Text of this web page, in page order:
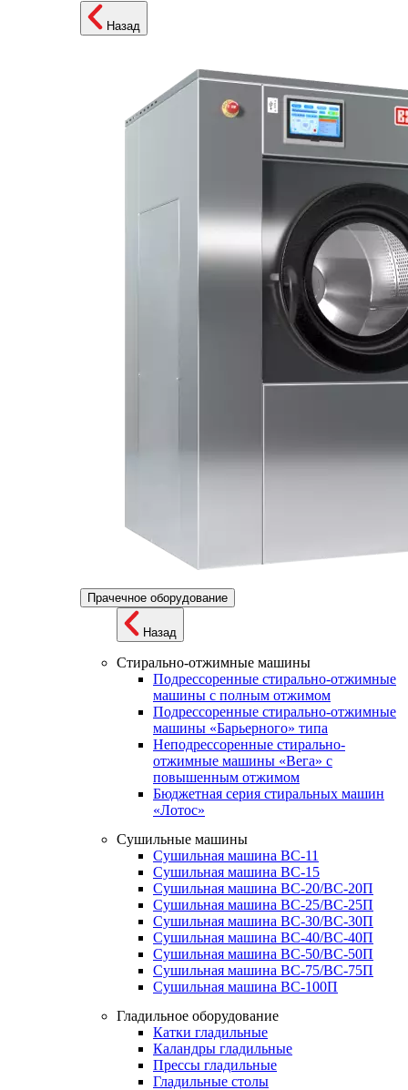
Назад
Прачечное оборудование
Назад
Стирально-отжимные машины
Подрессоренные стирально-отжимные
машины с полным отжимом
Подрессоренные стирально-отжимные
машины «Барьерного» типа
Неподрессоренные стирально-
отжимные машины «Вега» с
повышенным отжимом
Бюджетная серия стиральных машин
«Лотос»
Сушильные машины
Сушильная машина ВС-11
Сушильная машина ВС-15
Сушильная машина ВС-20/ВС-20П
Сушильная машина ВС-25/ВС-25П
Сушильная машина ВС-30/ВС-30П
Сушильная машина ВС-40/ВС-40П
Сушильная машина ВС-50/ВС-50П
Сушильная машина ВС-75/ВС-75П
Сушильная машина ВС-100П
Гладильное оборудование
Катки гладильные
Каландры гладильные
Прессы гладильные
Гладильные столы